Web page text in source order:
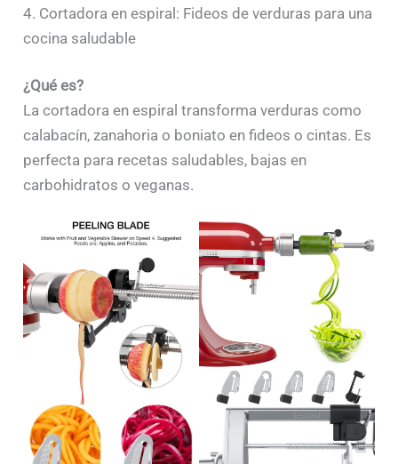
4. Cortadora en espiral: Fideos de verduras para una
cocina saludable
¿Qué es?
La cortadora en espiral transforma verduras como
calabacín, zanahoria o boniato en fideos o cintas. Es
perfecta para recetas saludables, bajas en
carbohidratos o veganas.